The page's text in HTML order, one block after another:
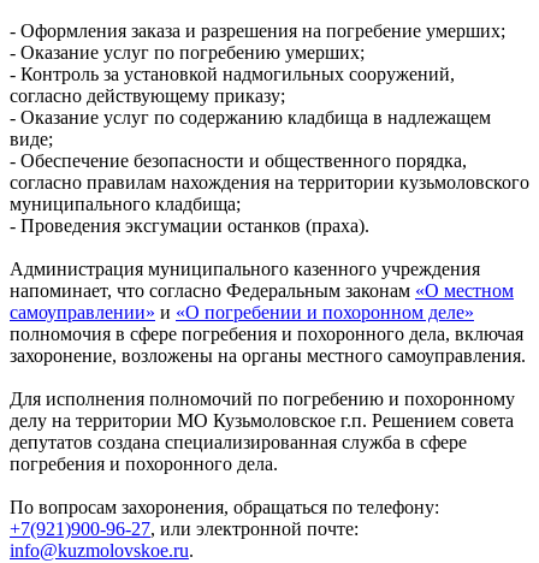
- Оформления заказа и разрешения на погребение умерших;
- Оказание услуг по погребению умерших;
- Контроль за установкой надмогильных сооружений,
согласно действующему приказу;
- Оказание услуг по содержанию кладбища в надлежащем
виде;
- Обеспечение безопасности и общественного порядка,
согласно правилам нахождения на территории кузьмоловского
муниципального кладбища;
- Проведения эксгумации останков (праха).
Администрация муниципального казенного учреждения
напоминает, что согласно Федеральным законам «О местном
самоуправлении» и «О погребении и похоронном деле»
полномочия в сфере погребения и похоронного дела, включая
захоронение, возложены на органы местного самоуправления.
Для исполнения полномочий по погребению и похоронному
делу на территории МО Кузьмоловское г.п. Решением совета
депутатов создана специализированная служба в сфере
погребения и похоронного дела.
По вопросам захоронения, обращаться по телефону:
+7(921)900-96-27, или электронной почте:
info@kuzmolovskoe.ru.